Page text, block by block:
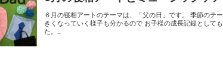
６月の寝相アートのテーマは、「父の日」です。 季節のテーマで毎月撮影しています。 毎月撮影すると子ども達が段々大
きくなっていく様子も分かるので お子様の成長記録としても好評です(*^^*) 今日はミュージックケアの教室がありまし
た。...